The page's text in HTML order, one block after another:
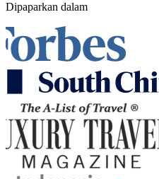
Dipaparkan dalam